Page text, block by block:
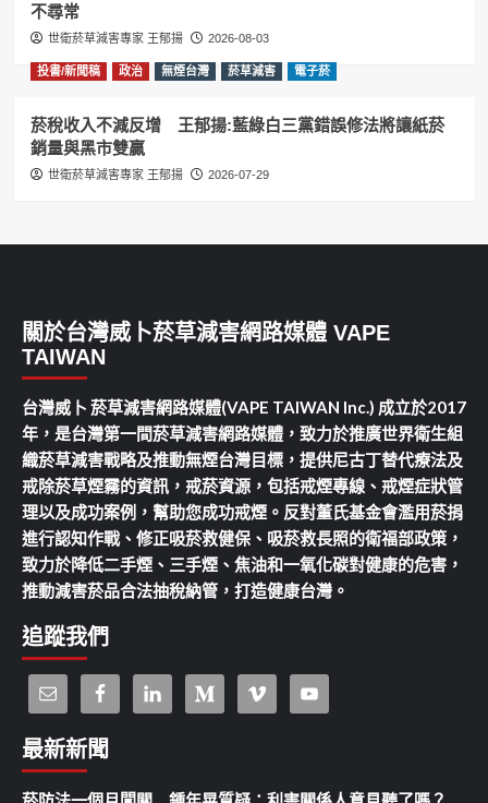
不尋常
世衛菸草減害專家 王郁揚 2026-08-03
投書/新聞稿 政治 無煙台灣 菸草減害 電子菸
菸稅收入不減反增 王郁揚:藍綠白三黨錯誤修法將讓紙菸
銷量與黑市雙贏
世衛菸草減害專家 王郁揚 2026-07-29
關於台灣威卜菸草減害網路媒體 VAPE
TAIWAN
台灣威卜 菸草減害網路媒體(VAPE TAIWAN Inc.) 成立於2017
年，是台灣第一間菸草減害網路媒體，致力於推廣世界衛生組
織菸草減害戰略及推動無煙台灣目標，提供尼古丁替代療法及
戒除菸草煙霧的資訊，戒菸資源，包括戒煙專線、戒煙症狀管
理以及成功案例，幫助您成功戒煙。反對董氏基金會濫用菸捐
進行認知作戰、修正吸菸救健保、吸菸救長照的衛福部政策，
致力於降低二手煙、三手煙、焦油和一氧化碳對健康的危害，
推動減害菸品合法抽稅納管，打造健康台灣。
追蹤我們
最新新聞